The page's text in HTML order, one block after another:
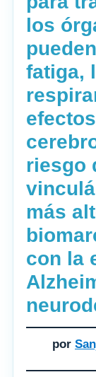
los
fatiga,
riesgo
más
con la
por